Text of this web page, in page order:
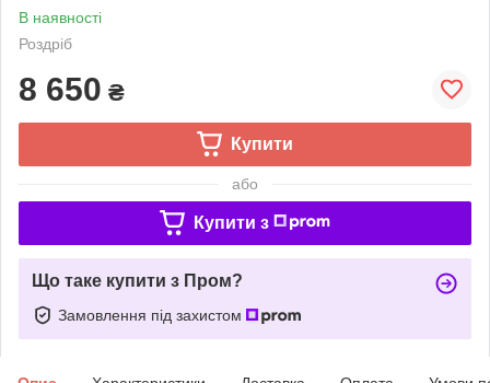
В наявності
Роздріб
8 650 ₴
Купити
або
Купити з
Що таке купити з Пром?
Замовлення під захистом